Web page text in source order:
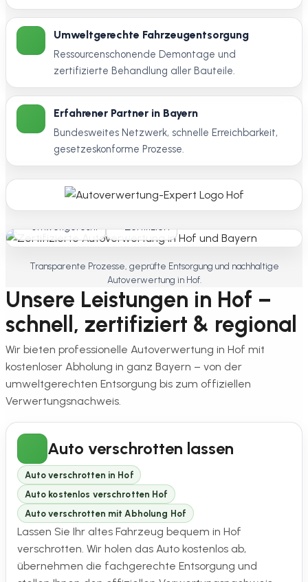
Umweltgerechte Fahrzeugentsorgung
Ressourcenschonende Demontage und
zertifizierte Behandlung aller Bauteile.
Erfahrener Partner in Bayern
Bundesweites Netzwerk, schnelle Erreichbarkeit,
gesetzeskonforme Prozesse.
Umweltgerecht Zertifiziert
Transparente Prozesse, geprüfte Entsorgung und nachhaltige
Autoverwertung in Hof.
Unsere Leistungen in Hof –
schnell, zertifiziert & regional
Wir bieten professionelle Autoverwertung in Hof mit
kostenloser Abholung in ganz Bayern – von der
umweltgerechten Entsorgung bis zum offiziellen
Verwertungsnachweis.
Auto verschrotten lassen
Auto verschrotten in Hof
Auto kostenlos verschrotten Hof
Auto verschrotten mit Abholung Hof
Lassen Sie Ihr altes Fahrzeug bequem in Hof
verschrotten. Wir holen das Auto kostenlos ab,
übernehmen die fachgerechte Entsorgung und